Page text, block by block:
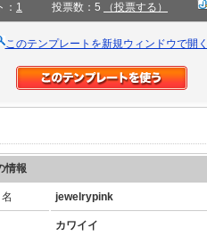
： 1 投票数：5 （投票する）
このテンプレートを新規ウィンドウで開
情報
jewelrypink
カワイイ